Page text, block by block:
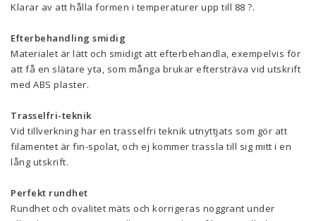
Klarar av att hålla formen i temperaturer upp till 88 ?.
Efterbehandling smidig
Materialet är lätt och smidigt att efterbehandla, exempelvis för
att få en slätare yta, som många brukar eftersträva vid utskrift
med ABS plaster.
Trasselfri-teknik
Vid tillverkning har en trasselfri teknik utnyttjats som gör att
filamentet är fin-spolat, och ej kommer trassla till sig mitt i en
lång utskrift.
Perfekt rundhet
Rundhet och ovalitet mäts och korrigeras noggrant under